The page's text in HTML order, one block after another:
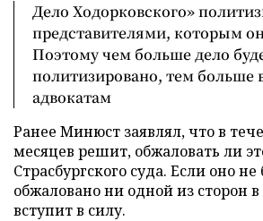
Дело Ходорковского»
представителями, которым
Поэтому чем больше дело
политизировано, тем больше
адвокатам
Ранее Минюст заявлял, что в
месяцев решит, обжаловать ли
Страсбургского суда. Если оно не
обжаловано ни одной из сторон в
вступит в силу.